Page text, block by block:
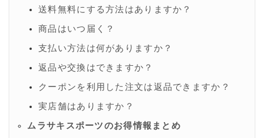
送料無料にする方法はありますか？
商品はいつ届く？
支払い方法は何がありますか？
返品や交換はできますか？
クーポンを利用した注文は返品できますか？
実店舗はありますか？
ムラサキスポーツのお得情報まとめ